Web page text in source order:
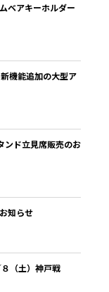
ベアキーホルダー
機能追加の大型ア
ンド立見席販売のお
知らせ
（土）神戸戦